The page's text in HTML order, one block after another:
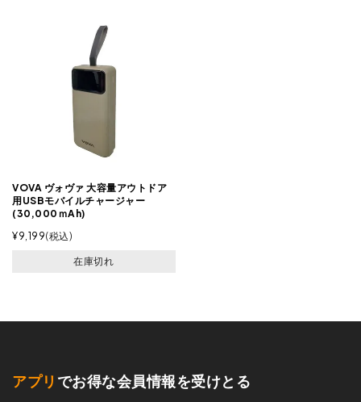
VOVA ヴォヴァ 大容量アウトドア
用USBモバイルチャージャー
(30,000ｍAh)
¥9,199 税込
在庫切れ
アプリ でお得な会員情報を受けとる